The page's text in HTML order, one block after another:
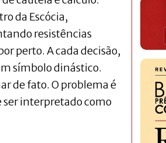
da Escócia,
resistências
perto. A cada decisão,
símbolo dinástico.
de fato. O problema é
ser interpretado como